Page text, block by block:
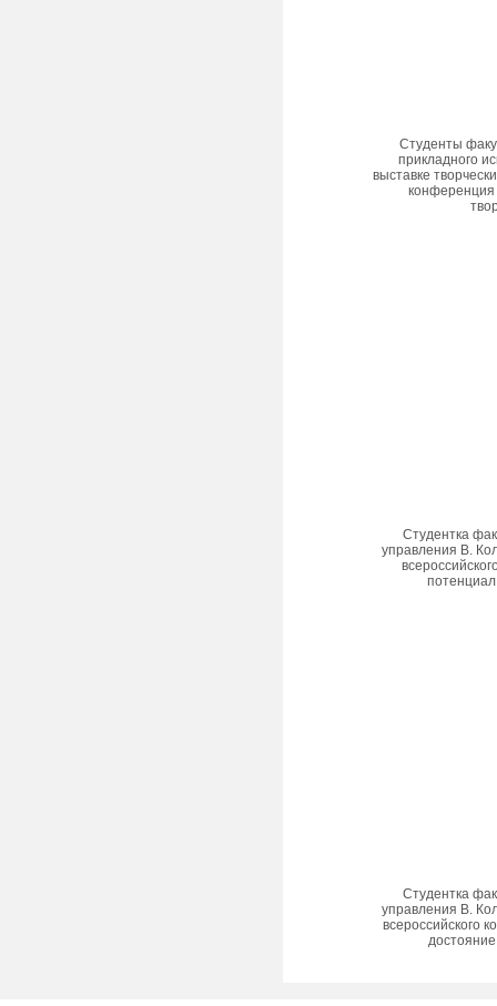
Студенты
прикладного
выставке
Студентка
управления В.
Студентка
управления В.
всероссийского